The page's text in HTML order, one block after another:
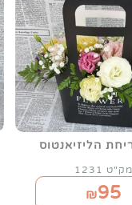
הליזיאנטוס
מק"ט 1231
₪95